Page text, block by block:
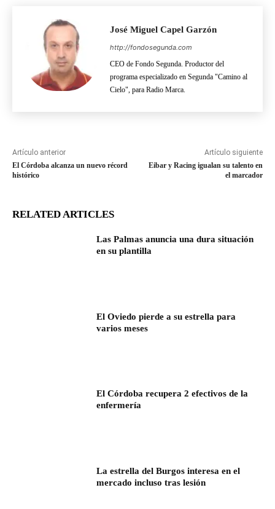
José Miguel Capel Garzón
http://fondosegunda.com
CEO de Fondo Segunda. Productor del
programa especializado en Segunda "Camino al
Cielo", para Radio Marca.
Artículo anterior
El Córdoba alcanza un nuevo récord
histórico
Artículo siguiente
Eibar y Racing igualan su talento en
el marcador
RELATED ARTICLES
Las Palmas anuncia una dura situación
en su plantilla
El Oviedo pierde a su estrella para
varios meses
El Córdoba recupera 2 efectivos de la
enfermería
La estrella del Burgos interesa en el
mercado incluso tras lesión